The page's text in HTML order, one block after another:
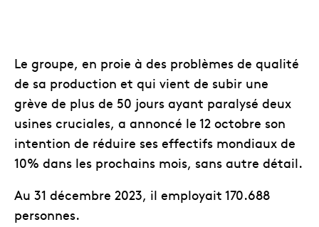
Le groupe, en proie à des problèmes de qualité
de sa production et qui vient de subir une
grève de plus de 50 jours ayant paralysé deux
usines cruciales, a annoncé le 12 octobre son
intention de réduire ses effectifs mondiaux de
10% dans les prochains mois, sans autre détail.
Au 31 décembre 2023, il employait 170.688
personnes.